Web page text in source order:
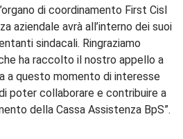
di coordinamento First Cisl
aziendale avrà all’interno dei suoi
sindacali. Ringraziamo
ha raccolto il nostro appello a
a questo momento di interesse
poter collaborare e contribuire a
della Cassa Assistenza BpS”.